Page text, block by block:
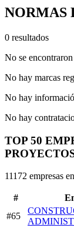
NORMAS
0 resultados
No se
No hay marcas
No hay
No hay
TOP 50
11172 empresas
#
#65